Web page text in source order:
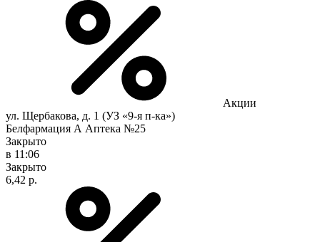
Акции
ул. Щербакова, д. 1 (УЗ «9-я п-ка»)
Белфармация А Аптека №25
Закрыто
в 11:06
Закрыто
6,42 р.